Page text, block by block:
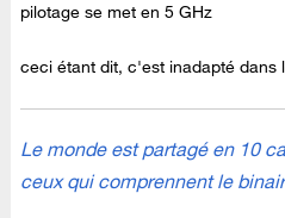
pilotage se met en 5 GHz
ceci étant dit, c'est inadapté dans
Le monde est partagé en 10
ceux qui comprennent le